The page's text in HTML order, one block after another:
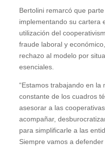
Bertolini remarcó que
implementando su cartera
utilización del
fraude laboral y
rechazo al modelo por
esenciales.
“Estamos trabajando en la
constante de los cuadros
asesorar a las
acompañar,
para simplificarle a las
Siempre vamos a